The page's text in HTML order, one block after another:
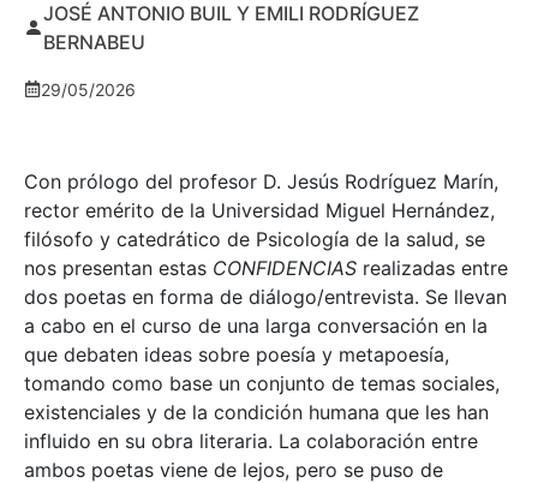
JOSÉ ANTONIO BUIL Y EMILI RODRÍGUEZ
BERNABEU
29/05/2026
Con prólogo del profesor D. Jesús Rodríguez Marín,
rector emérito de la Universidad Miguel Hernández,
filósofo y catedrático de Psicología de la salud, se
nos presentan estas CONFIDENCIAS realizadas entre
dos poetas en forma de diálogo/entrevista. Se llevan
a cabo en el curso de una larga conversación en la
que debaten ideas sobre poesía y metapoesía,
tomando como base un conjunto de temas sociales,
existenciales y de la condición humana que les han
influido en su obra literaria. La colaboración entre
ambos poetas viene de lejos, pero se puso de